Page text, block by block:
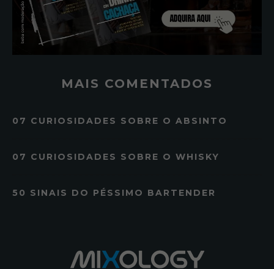
MAIS COMENTADOS
07 CURIOSIDADES SOBRE O ABSINTO
07 CURIOSIDADES SOBRE O WHISKY
50 SINAIS DO PÉSSIMO BARTENDER